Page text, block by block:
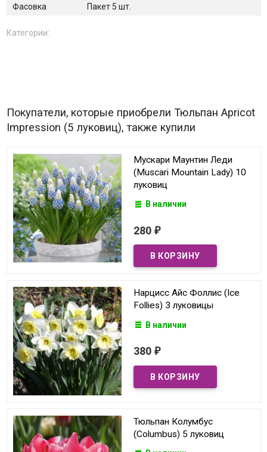
Фасовка Пакет 5 шт.
Категории:
Покупатели, которые приобрели Тюльпан Apricot
Impression (5 луковиц), также купили
Мускари Маунтин Леди
(Muscari Mountain Lady) 10
луковиц
В наличии
280 ₽
Нарцисс Айс Фоллис (Ice
Follies) 3 луковицы
В наличии
380 ₽
Тюльпан Колумбус
(Columbus) 5 луковиц